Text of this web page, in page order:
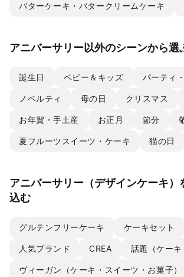
バターケーキ・バタークリームケーキ
アニバーサリー以外のシーンから選
誕生日 ベビー＆キッズ パーティ
ノベルティ 母の日 クリスマス
お年賀・手土産 お正月 節分
夏フルーツスイーツ・ケーキ 猫の日
アニバーサリー（デザインケーキ）
込む
グルテンフリーケーキ ケーキセット
人気ブランド CREA 話題（ケー
ヴィーガン（ケーキ・スイーツ・お菓子）